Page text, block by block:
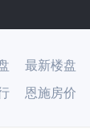
最新楼盘
恩施房价